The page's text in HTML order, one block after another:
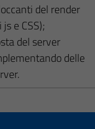
del render
e CSS);
del server
delle